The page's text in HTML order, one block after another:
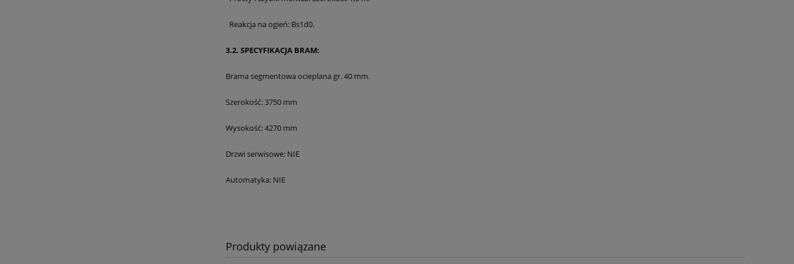
Reakcja na ogień: Bs1d0.
3.2. SPECYFIKACJA BRAM:
Brama segmentowa ocieplana gr. 40 mm.
Szerokość: 3750 mm
Wysokość: 4270 mm
Drzwi serwisowe: NIE
Automatyka: NIE
Produkty powiązane